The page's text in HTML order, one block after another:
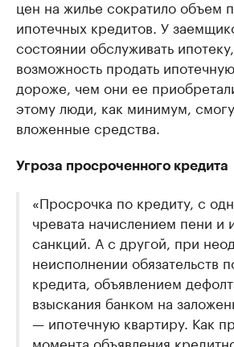
цен на жилье сократило объем
ипотечных кредитов. У
состоянии обслуживать
возможность продать
дороже, чем они ее
этому люди, как минимум,
вложенные средства.
Угроза просроченного кредита
«Просрочка по кредиту, с
чревата начислением пени
санкций. А с другой, при
неисполнении обязательств
кредита, объявлением
взыскания банком на
— ипотечную квартиру. Как
момента объявления